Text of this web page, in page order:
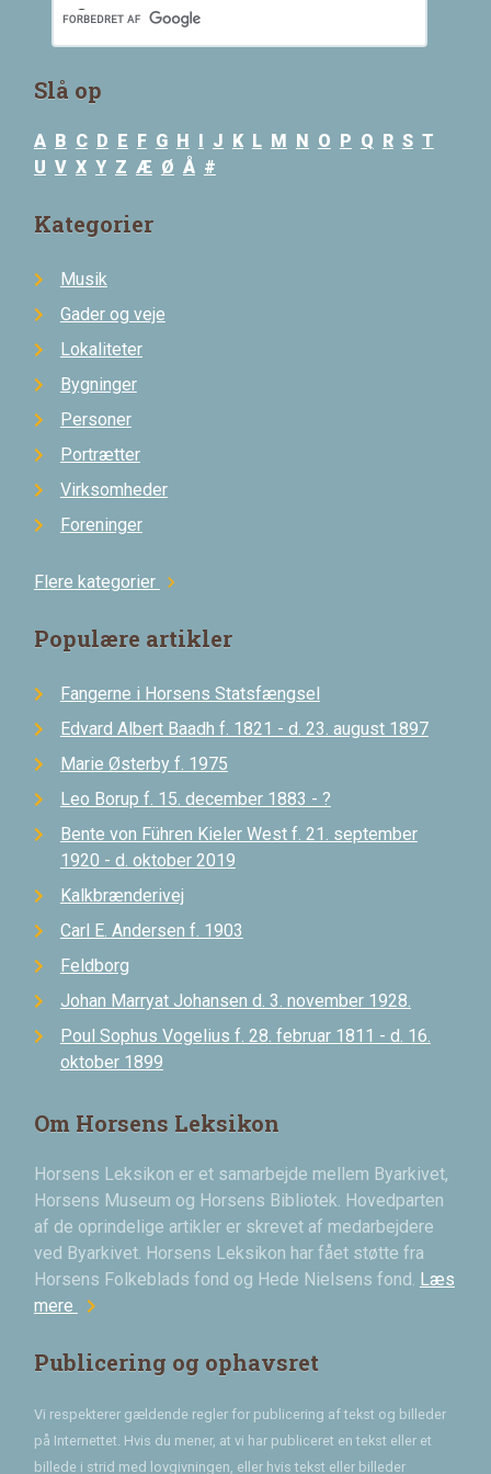
Slå op
A B C D E F G H I J K L M N O P Q R S T
U V X Y Z Æ Ø Å #
Kategorier
Musik
Gader og veje
Lokaliteter
Bygninger
Personer
Portrætter
Virksomheder
Foreninger
Flere kategorier chevron_right
Populære artikler
Fangerne i Horsens Statsfængsel
Edvard Albert Baadh f. 1821 - d. 23. august 1897
Marie Østerby f. 1975
Leo Borup f. 15. december 1883 - ?
Bente von Führen Kieler West f. 21. september
1920 - d. oktober 2019
Kalkbrænderivej
Carl E. Andersen f. 1903
Feldborg
Johan Marryat Johansen d. 3. november 1928.
Poul Sophus Vogelius f. 28. februar 1811 - d. 16.
oktober 1899
Om Horsens Leksikon
Horsens Leksikon er et samarbejde mellem Byarkivet,
Horsens Museum og Horsens Bibliotek. Hovedparten
af de oprindelige artikler er skrevet af medarbejdere
ved Byarkivet. Horsens Leksikon har fået støtte fra
Horsens Folkeblads fond og Hede Nielsens fond. Læs
mere chevron_right
Publicering og ophavsret
Vi respekterer gældende regler for publicering af tekst og billeder
på Internettet. Hvis du mener, at vi har publiceret en tekst eller et
billede i strid med lovgivningen, eller hvis tekst eller billeder